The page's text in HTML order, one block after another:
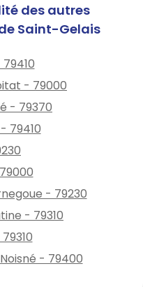
des autres
Saint-Gelais
- 79000
- 79370
79410
- 79230
- 79310
- 79400